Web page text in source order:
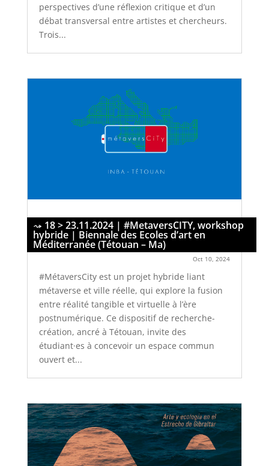
perspectives d’une réflexion critique et d’un
débat transversal entre artistes et chercheurs.
Trois...
18 > 23.11.2024 | #MetaversCITY, workshop
hybride | Biennale des Ecoles d’art en
Méditerranée (Tétouan – Ma)
Oct 10, 2024
#MétaversCity est un projet hybride liant
métaverse et ville réelle, qui explore la fusion
entre réalité tangible et virtuelle à l’ère
postnumérique. Ce dispositif de recherche-
création, ancré à Tétouan, invite des
étudiant·es à concevoir un espace commun
ouvert et...